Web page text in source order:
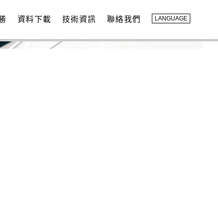
資料下載 技術資訊 聯絡我們 LANGUAGE